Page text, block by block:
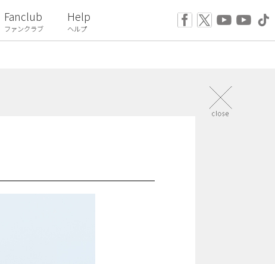
Fanclub
ファンクラブ
Help
ヘルプ